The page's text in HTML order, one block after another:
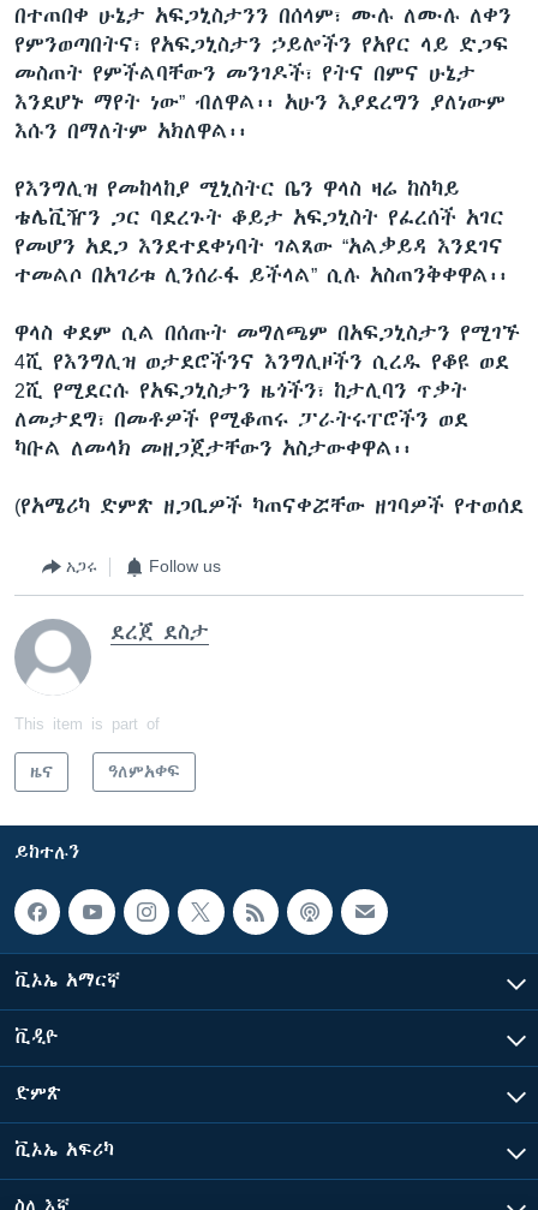
በተጠበቀ ሁኔታ አፍጋኒስታንን በሰላም፣ ሙሉ ለሙሉ ለቀን
የምንወጣበትና፣ የአፍጋኒስታን ኃይሎችን የአየር ላይ ድጋፍ
መስጠት የምችልባቸውን መንገዶች፣ የትና በምና ሁኔታ
እንደሆኑ ማየት ነው” ብለዋል፡፡ አሁን እያደረግን ያለነውም
እሱን በማለትም አክለዋል፡፡
የእንግሊዝ የመከላከያ ሚኒስትር ቤን ዋላስ ዛሬ ከስካይ
ቴሌቪዥን ጋር ባደረጉት ቆይታ አፍጋኒስት የፈረሰች አገር
የመሆን አደጋ እንደተደቀነባት ገልጸው “አልቃይዳ እንደገና
ተመልሶ በአገሪቱ ሊንሰራፋ ይችላል” ሲሉ አስጠንቅቀዋል፡፡
ዋላስ ቀደም ሲል በሰጡት መግለጫም በአፍጋኒስታን የሚገኙ
4ሺ የእንግሊዝ ወታደሮችንና እንግሊዞችን ሲረዱ የቆዩ ወደ
2ሺ የሚደርሱ የአፍጋኒስታን ዜጎችን፣ ከታሊባን ጥቃት
ለመታደግ፣ በመቶዎች የሚቆጠሩ ፓራትሩፐሮችን ወደ
ካቡል ለመላክ መዘጋጀታቸውን አስታውቀዋል፡፡
(የአሜሪካ ድምጽ ዘጋቢዎች ካጠናቀሯቸው ዘገባዎች የተወሰደ
አጋሩ Follow us
ደረጀ ደስታ
This item is part of
ዜና ዓለምአቀፍ
ይከተሉን
ቪኦኤ አማርኛ
ቪዲዮ
ድምጽ
ቪኦኤ አፍሪካ